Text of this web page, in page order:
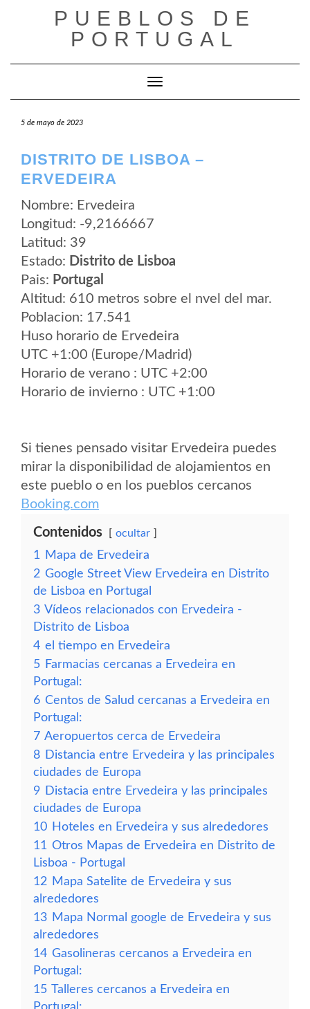
PUEBLOS DE
PORTUGAL
Cambiar modo de navegación
5 de mayo de 2023
DISTRITO DE LISBOA –
ERVEDEIRA
Nombre: Ervedeira
Longitud: -9,2166667
Latitud: 39
Estado: Distrito de Lisboa
Pais: Portugal
Altitud: 610 metros sobre el nvel del mar.
Poblacion: 17.541
Huso horario de Ervedeira
UTC +1:00 (Europe/Madrid)
Horario de verano : UTC +2:00
Horario de invierno : UTC +1:00
Si tienes pensado visitar Ervedeira puedes
mirar la disponibilidad de alojamientos en
este pueblo o en los pueblos cercanos
Booking.com
Contenidos ocultar
1
Mapa de Ervedeira
2 Google Street View Ervedeira en Distrito
de Lisboa en Portugal
3 Vídeos relacionados con Ervedeira -
Distrito de Lisboa
4 el tiempo en Ervedeira
5 Farmacias cercanas a Ervedeira en
Portugal:
6 Centos de Salud cercanas a Ervedeira en
Portugal:
7 Aeropuertos cerca de Ervedeira
8 Distancia entre Ervedeira y las principales
ciudades de Europa
9 Distacia entre Ervedeira y las principales
ciudades de Europa
10 Hoteles en Ervedeira y sus alrededores
11 Otros Mapas de Ervedeira en Distrito de
Lisboa - Portugal
12 Mapa Satelite de Ervedeira y sus
alrededores
13 Mapa Normal google de Ervedeira y sus
alrededores
14 Gasolineras cercanos a Ervedeira en
Portugal:
15 Talleres cercanos a Ervedeira en
Portugal: